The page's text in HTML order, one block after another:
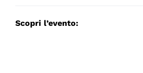
Scopri l’evento: